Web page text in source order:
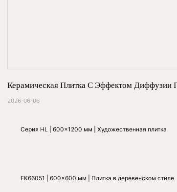
Керамическая Плитка С Эффектом Диффузии
2026-06-06
Серия HL | 600x1200 мм | Художественная плитка
FK66051 | 600x600 мм | Плитка в деревенском стиле